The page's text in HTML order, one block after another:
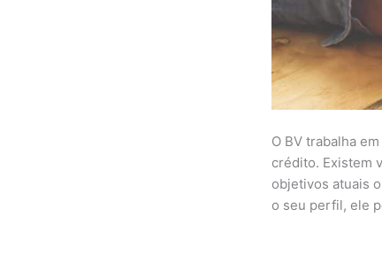
O BV trabalha
crédito. Existem
objetivos atuais
o seu perfil, ele